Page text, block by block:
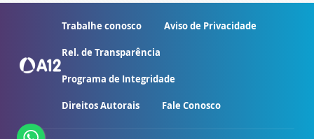
Trabalhe conosco Aviso de Privacidade
Rel. de Transparência
Programa de Integridade
Direitos Autorais Fale Conosco